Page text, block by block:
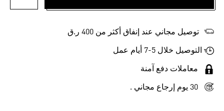
توصيل مجاني عند إنفاق أكثر من 400 ر.ق
التوصيل خلال 5-7 أيام عمل
معاملات دفع آمنة